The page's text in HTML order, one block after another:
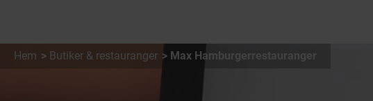
Hem Butiker & restauranger Max Hamburgerrestauranger